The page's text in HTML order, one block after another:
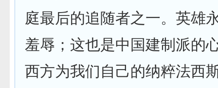
庭最后的追随者之一。英雄
羞辱；这也是中国建制派的
西方为我们自己的纳粹法西